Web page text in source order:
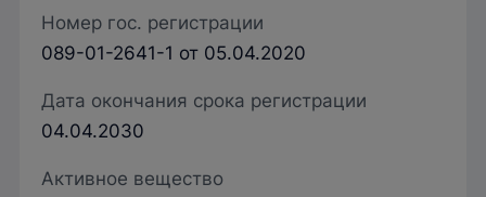
Номер гос. регистрации
089-01-2641-1 от 05.04.2020
Дата окончания срока регистрации
04.04.2030
Активное вещество